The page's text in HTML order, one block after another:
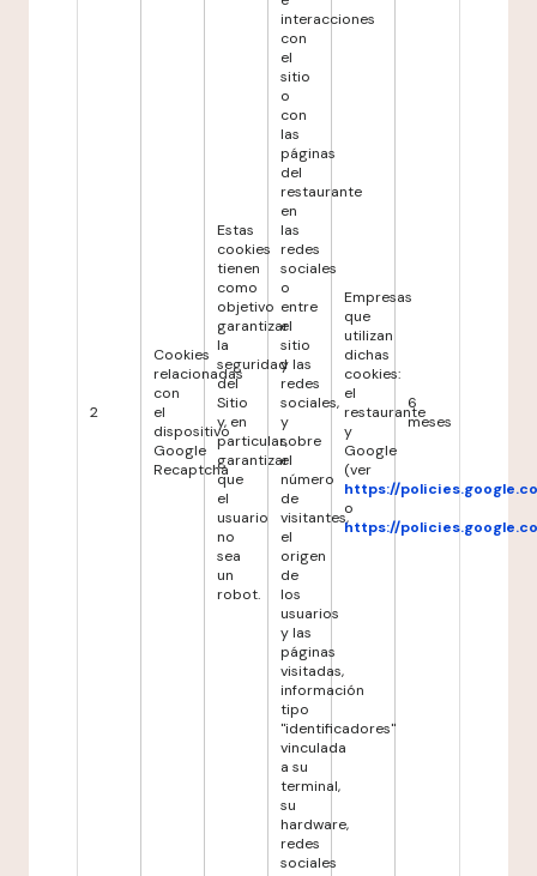
2
Cookies
relacionadas
con
el
dispositivo
Google
Recaptcha
Estas
cookies
tienen
como
objetivo
garantizar
la
seguridad
del
Sitio
y, en
particular,
garantizar
que
el
usuario
no
sea
un
robot.
interacciones
con
el
sitio
o
con
las
páginas
del
restaurante
en
las
redes
sociales
o
entre
el
sitio
y las
redes
sociales,
y
sobre
el
número
de
visitantes,
el
origen
de
los
usuarios
y las
páginas
visitadas,
información
tipo
"identificadores"
vinculada
a su
terminal,
su
hardware,
redes
sociales
Empresas
que
utilizan
dichas
cookies:
el
restaurante
y
Google
(ver
https://
o
https://
6
meses